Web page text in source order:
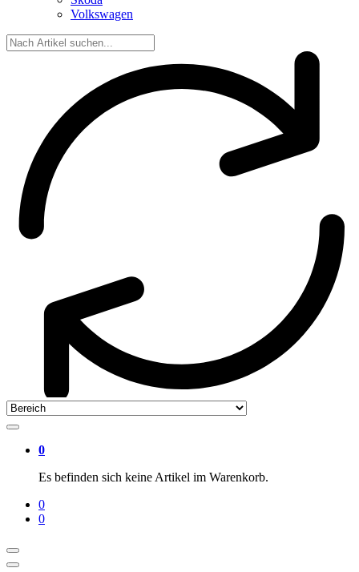
Volkswagen
0
Es befinden sich keine Artikel im Warenkorb.
0
0